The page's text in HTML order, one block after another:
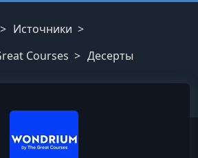
Источники
Courses
Десерты